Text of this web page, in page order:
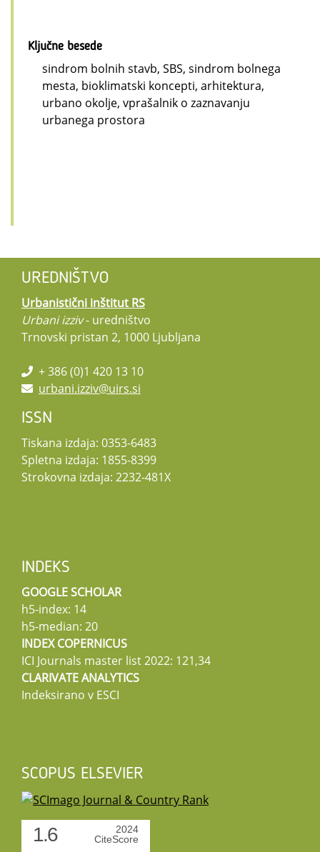
Ključne besede
sindrom bolnih stavb, SBS, sindrom bolnega
mesta, bioklimatski koncepti, arhitektura,
urbano okolje, vprašalnik o zaznavanju
urbanega prostora
UREDNIŠTVO
Urbanistični inštitut RS
Urbani izziv- uredništvo
Trnovski pristan 2, 1000 Ljubljana
+ 386 (0)1 420 13 10
urbani.izziv@uirs.si
ISSN
Tiskana izdaja: 0353-6483
Spletna izdaja: 1855-8399
Strokovna izdaja: 2232-481X
INDEKS
GOOGLE SCHOLAR
h5-index: 14
h5-median: 20
INDEX COPERNICUS
ICI Journals master list 2022: 121,34
CLARIVATE ANALYTICS
Indeksirano v ESCI
SCOPUS ELSEVIER
1.6
2024
CiteScore